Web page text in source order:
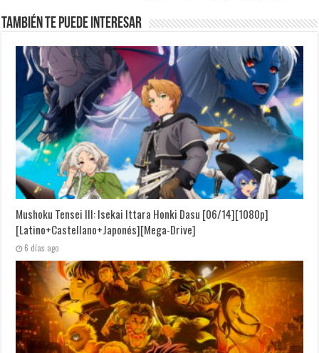
También te puede interesar
Mushoku Tensei III: Isekai Ittara Honki Dasu [06/14][1080p]
[Latino+Castellano+Japonés][Mega-Drive]
6 días ago